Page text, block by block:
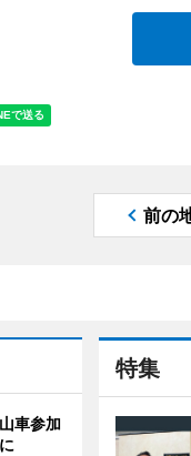
前の
特集
車参加